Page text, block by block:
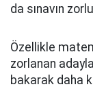
da sınavın
Özellikle
zorlanan
bakarak daha